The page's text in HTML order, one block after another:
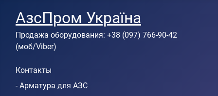
АзсПром Україна
Продажа оборудования: +38 (097) 766-90-42
(моб/Viber)
Контакты
- Арматура для АЗС